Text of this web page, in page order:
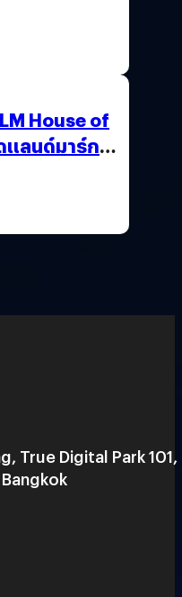
House of
แลนด์มาร์ก
True Digital Park 101,